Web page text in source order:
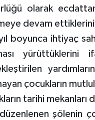
olarak
devam
boyunca ihtiyaç
çocukların
tarihi mekanları
şölenin